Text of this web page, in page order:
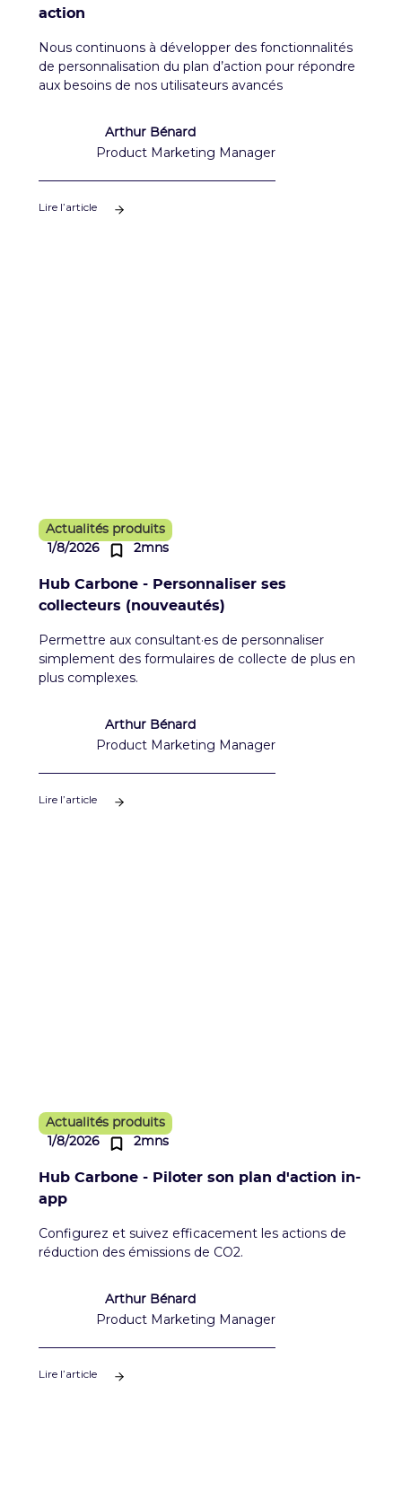
action
Nous continuons à développer des fonctionnalités
de personnalisation du plan d’action pour répondre
aux besoins de nos utilisateurs avancés
Arthur Bénard
Product Marketing Manager
Lire l’article
Actualités produits
1/8/2026
2mns
Hub Carbone - Personnaliser ses
collecteurs (nouveautés)
Permettre aux consultant·es de personnaliser
simplement des formulaires de collecte de plus en
plus complexes.
Arthur Bénard
Product Marketing Manager
Lire l’article
Actualités produits
1/8/2026
2mns
Hub Carbone - Piloter son plan d'action in-
app
Configurez et suivez efficacement les actions de
réduction des émissions de CO2.
Arthur Bénard
Product Marketing Manager
Lire l’article